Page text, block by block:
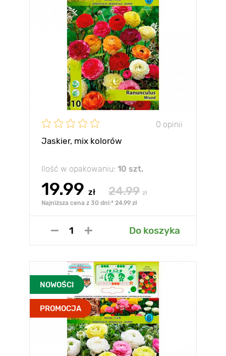
0 opinii
Jaskier, mix kolorów
Ilość w opakowaniu: 10 szt.
19.99 zł 24.99 zł
Najniższa cena z 30 dni:* 24.99 zł
Do koszyka
NOWOŚCI
PROMOCJA